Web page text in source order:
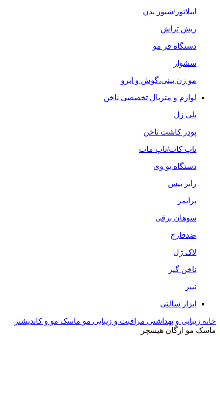
اپیلاتور/شیور بدن
ریش تراش
دستگاه فر مو
سشوار
مو زن بینی،گوش و ابرو
لوازم و متریال تخصصی ناخن
پلی ژل
پودر کاشت ناخن
تاپ کات/تاپ مات
دستگاه یو وی
رابر بیس
پرایمر
سوهان برقی
ضدقارچ
لاک ژل
ناخن گیر
نیپر
ابزار سالنی
خانه زیبایی و بهداشتی مراقبت و زیبایی مو ماسک مو و کاندیشنر
ماسک مو ارگان هیسچر